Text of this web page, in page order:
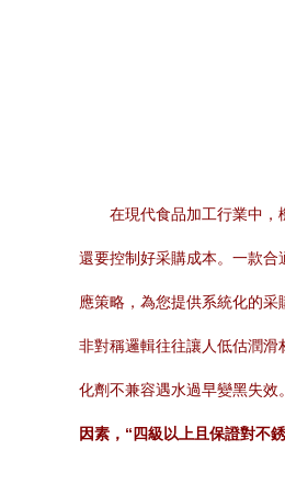
在現代食品加工行業中，
還要控制好采購成本。一款
應策略，為您提供系統化的
非對稱邏輯往往讓人低估潤
化劑不兼容遇水過早變黑失
因素，“四級以上且保證對不